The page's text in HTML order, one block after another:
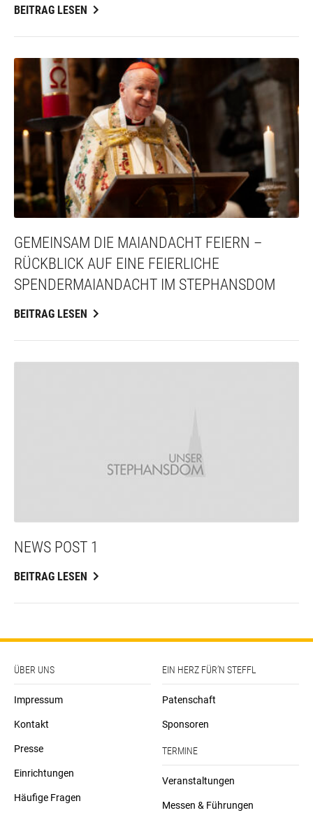
BEITRAG LESEN
GEMEINSAM DIE MAIANDACHT FEIERN –
RÜCKBLICK AUF EINE FEIERLICHE
SPENDERMAIANDACHT IM STEPHANSDOM
BEITRAG LESEN
NEWS POST 1
BEITRAG LESEN
ÜBER UNS
Impressum
Kontakt
Presse
Einrichtungen
Häufige Fragen
EIN HERZ FÜR’N STEFFL
Patenschaft
Sponsoren
TERMINE
Veranstaltungen
Messen & Führungen